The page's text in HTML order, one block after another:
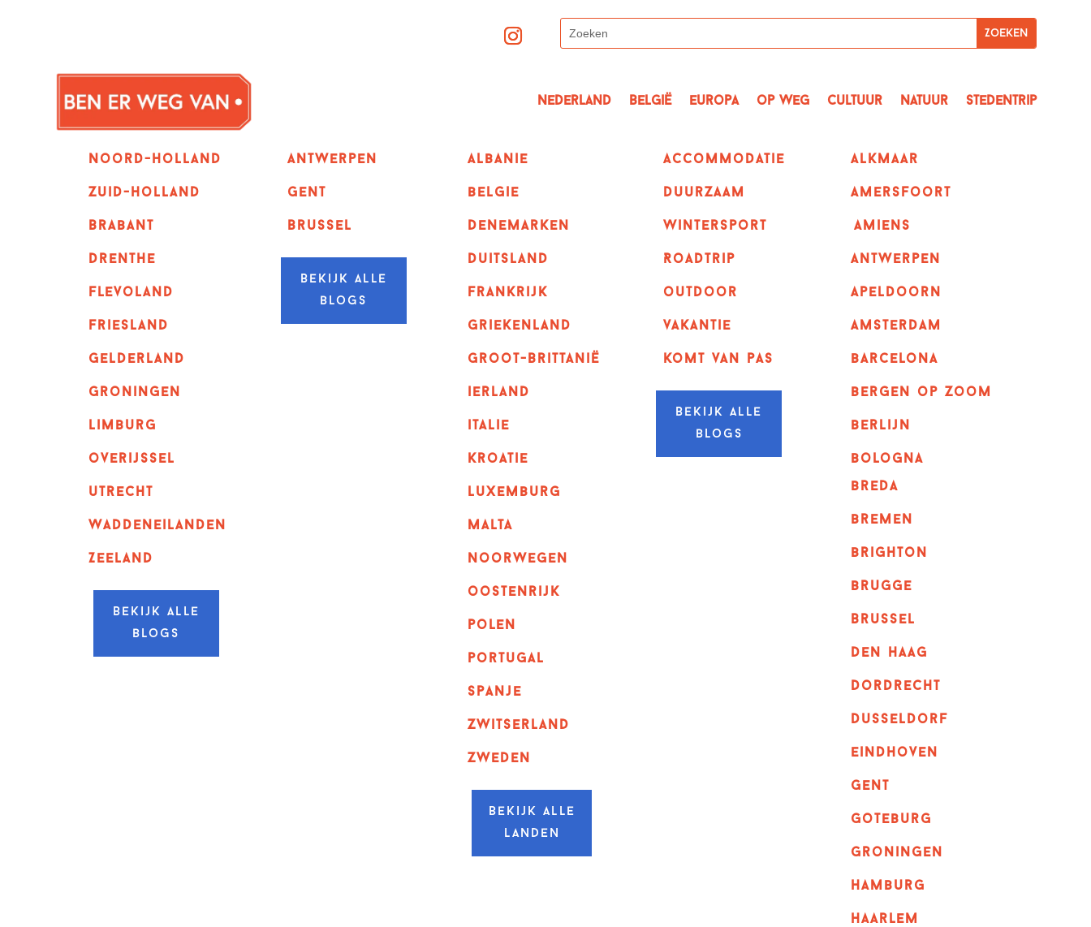
Nederland België Europa op Weg Cultuur Natuur Stedentrip
Noord-holland
zuid-holland
Brabant
Drenthe
Flevoland
Friesland
Gelderland
Groningen
Limburg
overijssel
utrecht
Waddeneilanden
Zeeland
Bekijk alle
blogs
Antwerpen
GENT
Brussel
Bekijk alle
blogs
albanie
belgie
denemarken
duitsland
frankrijk
griekenland
Groot-Brittanië
ierland
italie
kroatie
luxemburg
malta
noorwegen
oostenrijk
polen
portugal
spanje
zwitserland
zweden
Bekijk alle
landen
Accommodatie
Duurzaam
wintersport
Roadtrip
outdoor
vakantie
komt van pas
Bekijk alle
blogs
alkmaar
amersfoort
amiens
Antwerpen
apeldoorn
Amsterdam
barcelona
bergen op zoom
berlijn
bologna
breda
bremen
brighton
brugge
Brussel
Den haag
dordrecht
dusseldorf
eindhoven
GENT
goteburg
groningen
hamburg
haarlem